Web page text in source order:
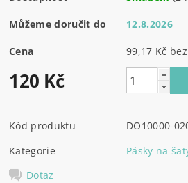
Můžeme doručit do 12.8.2026
Cena 99,17
120 Kč
Kód produktu
DO10000-
Kategorie
Pásky na
Dotaz